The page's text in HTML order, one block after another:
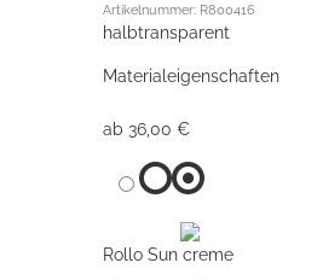
Artikelnummer: R800416
halbtransparent
Materialeigenschaften
ab 36,00 €
Rollo Sun creme